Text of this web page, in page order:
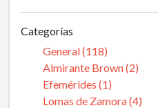
Categorías
General (118)
Almirante Brown (2)
Efemérides (1)
Lomas de Zamora (4)